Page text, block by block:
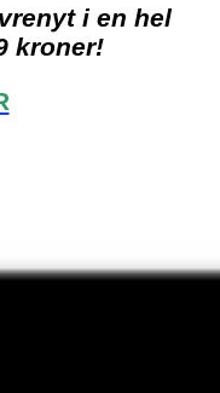
i en hel
kroner!